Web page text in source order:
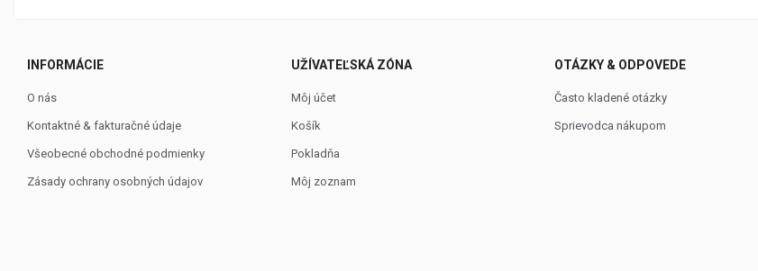
INFORMÁCIE
O nás
Kontaktné & fakturačné údaje
Všeobecné obchodné podmienky
Zásady ochrany osobných údajov
UŽÍVATEĽSKÁ ZÓNA
Môj účet
Košík
Pokladňa
Môj zoznam
OTÁZKY & ODPOVEDE
Často kladené otázky
Sprievodca nákupom